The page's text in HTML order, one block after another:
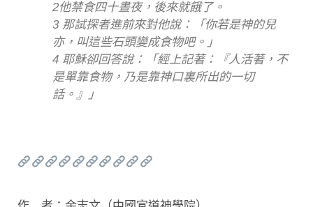
2他禁食四十晝夜，後來就餓了。
3 那試探者進前來對他說：「你若是神的兒
亦，叫這些石頭變成食物吧。」
4 耶穌卻回答說：「經上記著：『人活著，不
是單靠食物，乃是靠神口裏所出的一切
話。』」